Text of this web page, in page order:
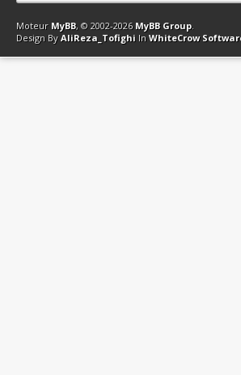
Contact Club Affiliation Retourner en haut
Moteur MyBB, © 2002-2026 MyBB Group.
Design By AliReza_Tofighi In WhiteCrow